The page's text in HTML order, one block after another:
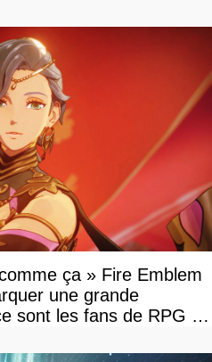
ça » Fire Emblem
une grande
sont les fans de RPG en